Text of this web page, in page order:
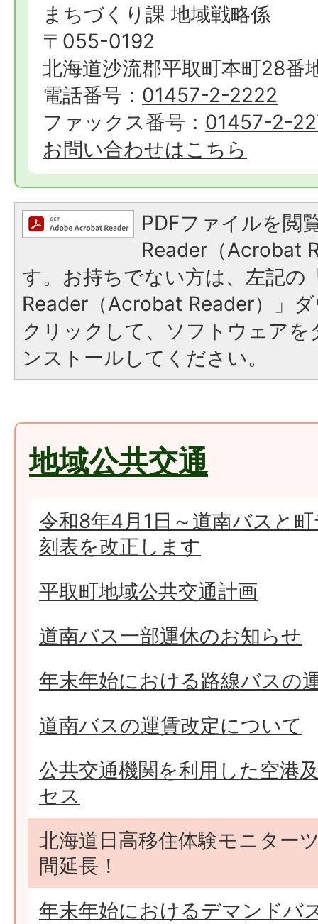
まちづくり課 地域戦略係
〒055-0192
北海道沙流郡平取町本町28番
電話番号： 01457-2-2222
ファックス番号： 01457-2-
お問い合わせはこちら
PDFファイルを閲
Reader（Acrobat
す。お持ちでない方は、左記の
Reader（Acrobat Reader）」
クリックして、ソフトウェア
ンストールしてください。
地域公共交通
令和8年4月1日～道南バスと
刻表を改正します
平取町地域公共交通計画
道南バス一部運休のお知らせ
年末年始における路線バスの
道南バスの運賃改定について
公共交通機関を利用した空港
セス
北海道日高移住体験モニター
間延長！
年末年始におけるデマンドバ